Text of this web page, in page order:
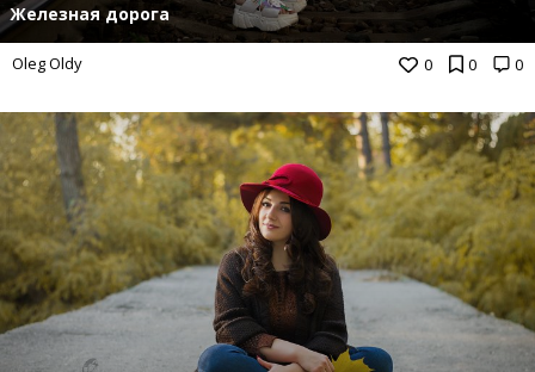
0 0 0
Железная дорога
Oleg Oldy